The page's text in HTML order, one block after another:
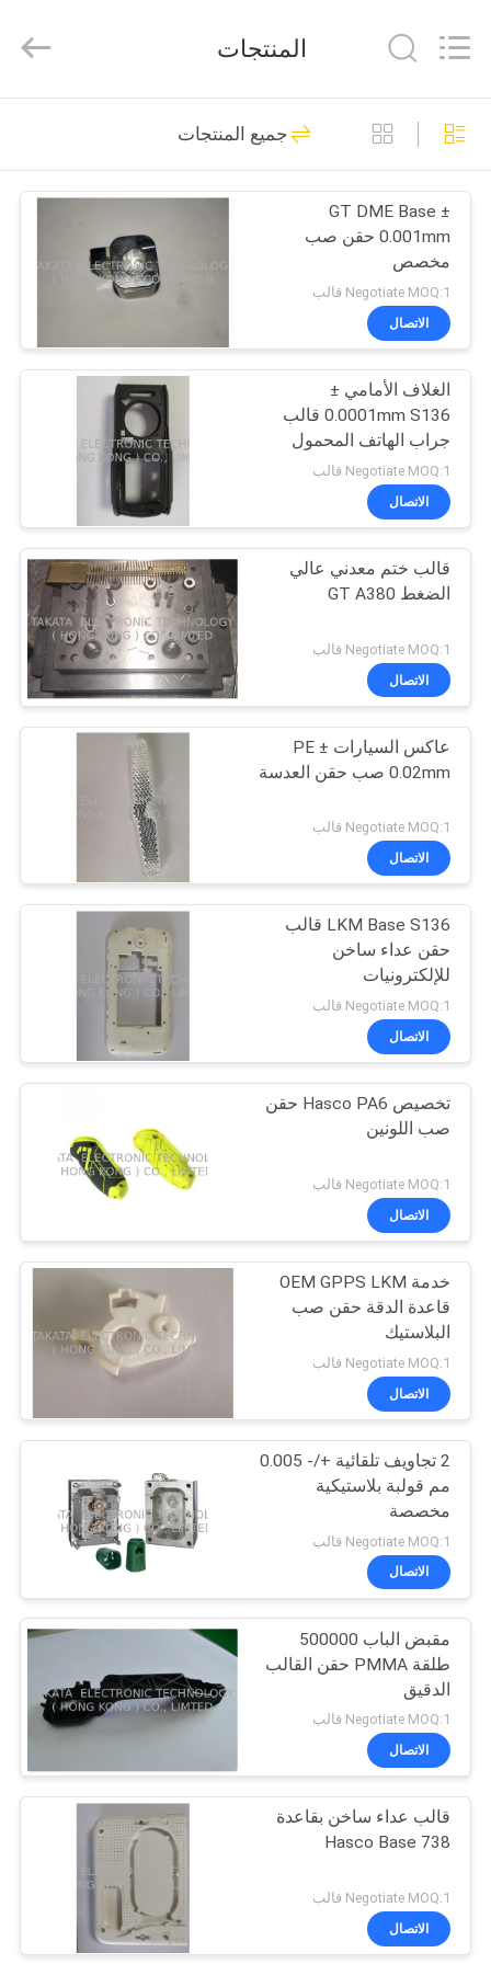
منزل،
بيت
منتجات
معلومات
جولة
المعمل
مراقبة
الجودة
اتصل
أخبار
اطلب
اقتباس
خريطة
الموقع
PRIVACY
POLICY
MOULD
FACTORY.
Reserved.
حقن صب القالب
33
قوالب حقن دقيقة
18
حقن قالب من
البلاستيك
17
صب حقن لونين
21
قالب حقن عداء ساخن
11
صب الحقن البصري
12
قالب ختم المعدن
15
قالب الصب يموت
الألومنيوم
10
المنتجات
جميع المنتجات
GT DME Base ±
0.001mm حقن صب
مخصص
Negotiate MOQ:1 قالب
الاتصال
الغلاف الأمامي ±
0.0001mm S136 قالب
جراب الهاتف المحمول
Negotiate MOQ:1 قالب
الاتصال
قالب ختم معدني عالي
الضغط GT A380
Negotiate MOQ:1 قالب
الاتصال
عاكس السيارات PE ±
0.02mm صب حقن العدسة
Negotiate MOQ:1 قالب
الاتصال
LKM Base S136 قالب
حقن عداء ساخن
للإلكترونيات
Negotiate MOQ:1 قالب
الاتصال
تخصيص Hasco PA6 حقن
صب اللونين
Negotiate MOQ:1 قالب
الاتصال
خدمة OEM GPPS LKM
قاعدة الدقة حقن صب
البلاستيك
Negotiate MOQ:1 قالب
الاتصال
2 تجاويف تلقائية +/- 0.005
مم قولبة بلاستيكية
مخصصة
Negotiate MOQ:1 قالب
الاتصال
مقبض الباب 500000
طلقة PMMA حقن القالب
الدقيق
Negotiate MOQ:1 قالب
الاتصال
قالب عداء ساخن بقاعدة
Hasco Base 738
Negotiate MOQ:1 قالب
الاتصال